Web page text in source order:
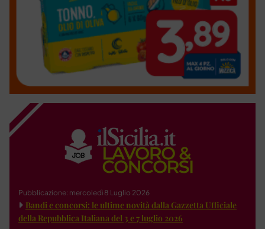
Pubblicazione: mercoledì 8 Luglio 2026
Bandi e concorsi: le ultime novità dalla Gazzetta Ufficiale
della Repubblica Italiana del 3 e 7 luglio 2026